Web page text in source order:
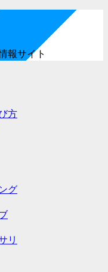
報サイト
方
グ
リ